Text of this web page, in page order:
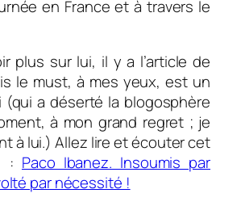
en France et à travers le
plus sur lui, il y a l’article de
le must, à mes yeux, est un
(qui a déserté la blogosphère
à mon grand regret ; je
à lui.) Allez lire et écouter cet
: Paco Ibanez. Insoumis par
par nécessité !